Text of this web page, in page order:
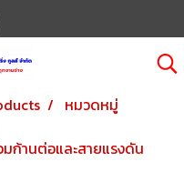
หมวดหมู่
ก้านต่อและสายแรงดัน